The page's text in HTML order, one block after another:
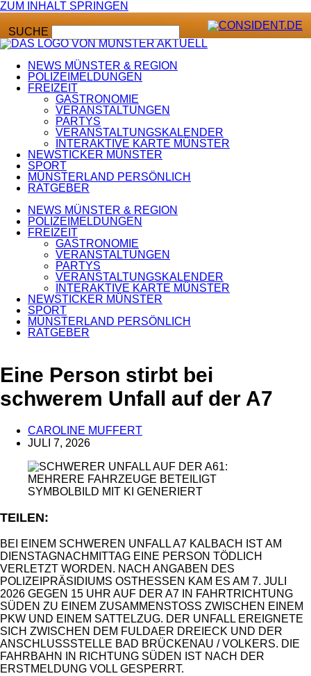
ZUM INHALT SPRINGEN
SUCHE
NEWS MÜNSTER & REGION
POLIZEIMELDUNGEN
FREIZEIT
GASTRONOMIE
VERANSTALTUNGEN
PARTYS
VERANSTALTUNGSKALENDER
INTERAKTIVE KARTE MÜNSTER
NEWSTICKER MÜNSTER
SPORT
MÜNSTERLAND PERSÖNLICH
RATGEBER
NEWS MÜNSTER & REGION
POLIZEIMELDUNGEN
FREIZEIT
GASTRONOMIE
VERANSTALTUNGEN
PARTYS
VERANSTALTUNGSKALENDER
INTERAKTIVE KARTE MÜNSTER
NEWSTICKER MÜNSTER
SPORT
MÜNSTERLAND PERSÖNLICH
RATGEBER
ANZEIGE
Eine Person stirbt bei
schwerem Unfall auf der A7
CAROLINE MUFFERT
JULI 7, 2026
SYMBOLBILD MIT KI GENERIERT
TEILEN:
BEI EINEM SCHWEREN UNFALL A7 KALBACH IST AM
DIENSTAGNACHMITTAG EINE PERSON TÖDLICH
VERLETZT WORDEN. NACH ANGABEN DES
POLIZEIPRÄSIDIUMS OSTHESSEN KAM ES AM 7. JULI
2026 GEGEN 15 UHR AUF DER A7 IN FAHRTRICHTUNG
SÜDEN ZU EINEM ZUSAMMENSTOSS ZWISCHEN EINEM P
KW UND EINEM SATTELZUG. DER UNFALL EREIGNETE S
ICH ZWISCHEN DEM FULDAER DREIECK UND DER A
NSCHLUSSSTELLE BAD BRÜCKENAU / VOLKERS. DIE F
AHRBAHN IN RICHTUNG SÜDEN IST NACH DER E
RSTMELDUNG VOLL GESPERRT.